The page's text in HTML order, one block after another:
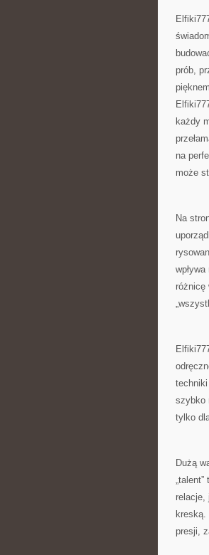
prób,
każdy
na
może
Na
różnicę
techniki
szybko
tylko
Dużą
relacje,
presji,